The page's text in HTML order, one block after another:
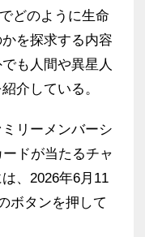
どのように生命
を探求する内容
も人間や異星人
介している。
リーメンバーシ
ドが当たるチャ
、2026年6月11
ボタンを押して